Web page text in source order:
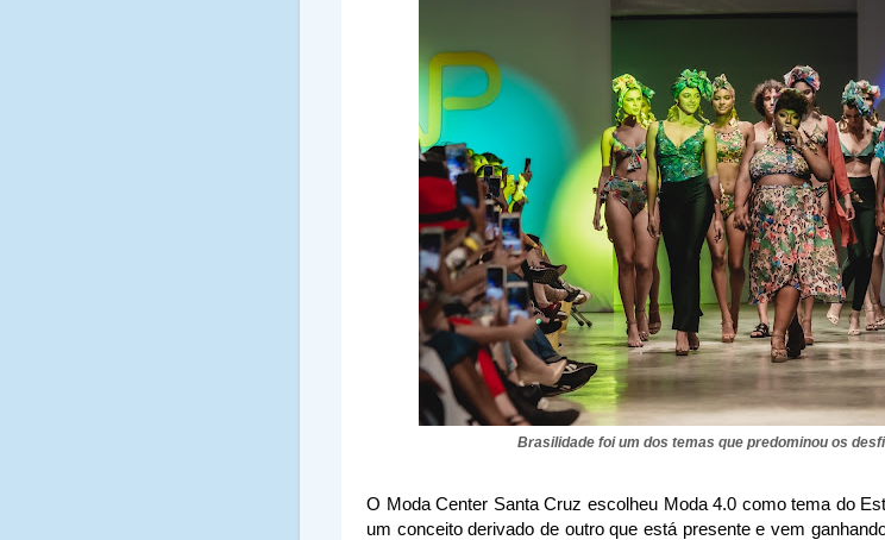
Brasilidade foi um dos temas que predominou os
O Moda Center Santa Cruz escolheu Moda 4.0 como tema do
um conceito derivado de outro que está presente e vem